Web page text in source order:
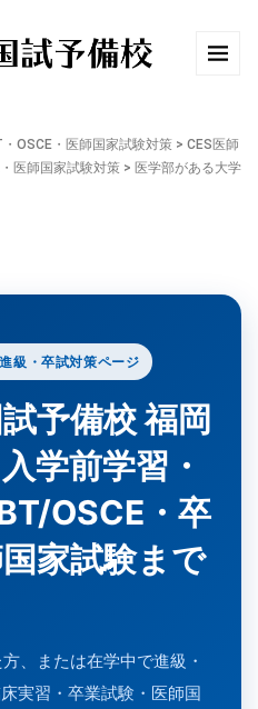
OSCE・医師国家試験対策 > CES医師
医師国家試験対策 > 医学部がある大学
級・卒試対策ページ
予備校 福岡
学前学習・
OSCE・卒
家試験まで
、または在学中で進級・
実習・卒業試験・医師国